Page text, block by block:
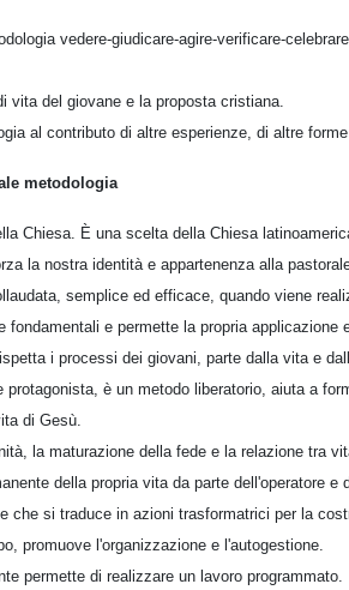
vedere-giudicare-agire-verificare-
vita del giovane e la proposta cristiana.
al contributo di altre esperienze, di altre
metodologia
Chiesa. È una scelta della Chiesa
la nostra identità e appartenenza alla
semplice ed efficace, quando viene
fondamentali e permette la propria applicazione
i processi dei giovani, parte dalla vita e
protagonista, è un metodo liberatorio, aiuta a
di Gesù.
la maturazione della fede e la relazione tra
della propria vita da parte dell'operatore
che si traduce in azioni trasformatrici per la
promuove l'organizzazione e l'autogestione.
permette di realizzare un lavoro programmato.